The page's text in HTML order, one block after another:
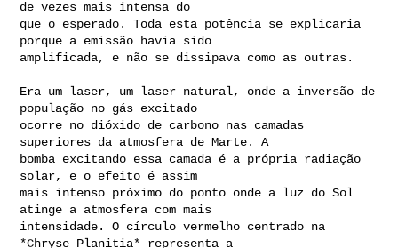
de vezes mais intensa do
que o esperado. Toda esta potência se explicaria
porque a emissão havia sido
amplificada, e não se dissipava como as outras.
Era um laser, um laser natural, onde a inversão de
população no gás excitado
ocorre no dióxido de carbono nas camadas
superiores da atmosfera de Marte. A
bomba excitando essa camada é a própria radiação
solar, e o efeito é assim
mais intenso próximo do ponto onde a luz do Sol
atinge a atmosfera com mais
intensidade. O círculo vermelho centrado na
*Chryse Planitia* representa a